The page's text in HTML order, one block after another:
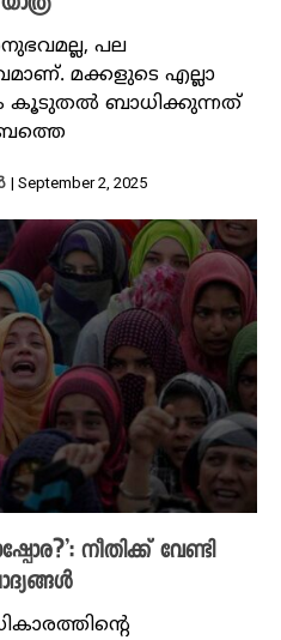
പല
മക്കളുടെ എല്ലാ
കൂടുതൽ ബാധിക്കുന്നത്
| September 2, 2025
നീതിക്ക് വേണ്ടി